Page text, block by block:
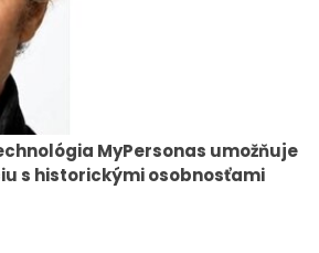
MyPersonas umožňuje
s historickými osobnosťami